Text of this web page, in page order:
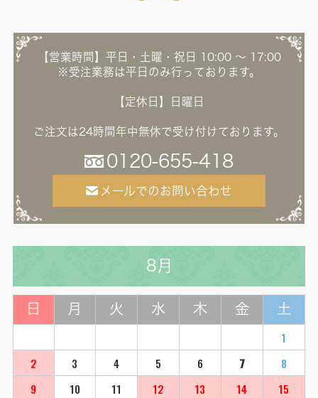
【営業時間】平日・土曜・祝日 10:00 ～ 17:00
※受注業務は平日のみ行っております。
【定休日】日曜日
ご注文は24時間年中無休で受け付けております。
0120-655-418
メールでのお問い合わせ
8月
日 月 火 水 木 金 土
1
2
3 4 5 6 7
8
9
10 11 12 13 14
15